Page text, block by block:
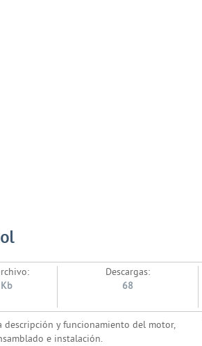
Descargas:
68
descripción y funcionamiento del motor,
e instalación.